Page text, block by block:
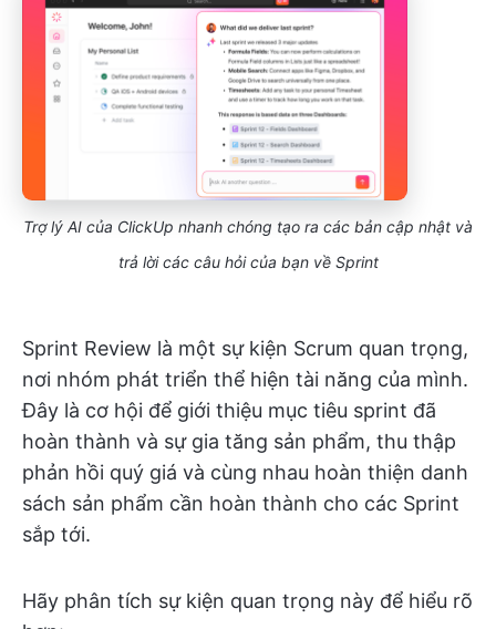
Trợ lý AI của ClickUp nhanh chóng tạo ra các bản cập nhật và
trả lời các câu hỏi của bạn về Sprint
Sprint Review là một sự kiện Scrum quan trọng,
nơi nhóm phát triển thể hiện tài năng của mình.
Đây là cơ hội để giới thiệu mục tiêu sprint đã
hoàn thành và sự gia tăng sản phẩm, thu thập
phản hồi quý giá và cùng nhau hoàn thiện danh
sách sản phẩm cần hoàn thành cho các Sprint
sắp tới.
Hãy phân tích sự kiện quan trọng này để hiểu rõ